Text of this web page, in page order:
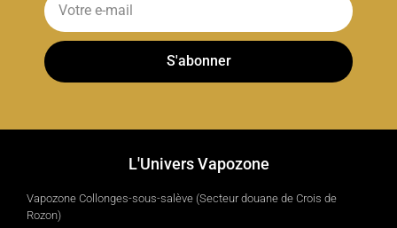
S'abonner
L'Univers Vapozone
Vapozone Collonges-sous-salève (Secteur douane de Crois de
Rozon)